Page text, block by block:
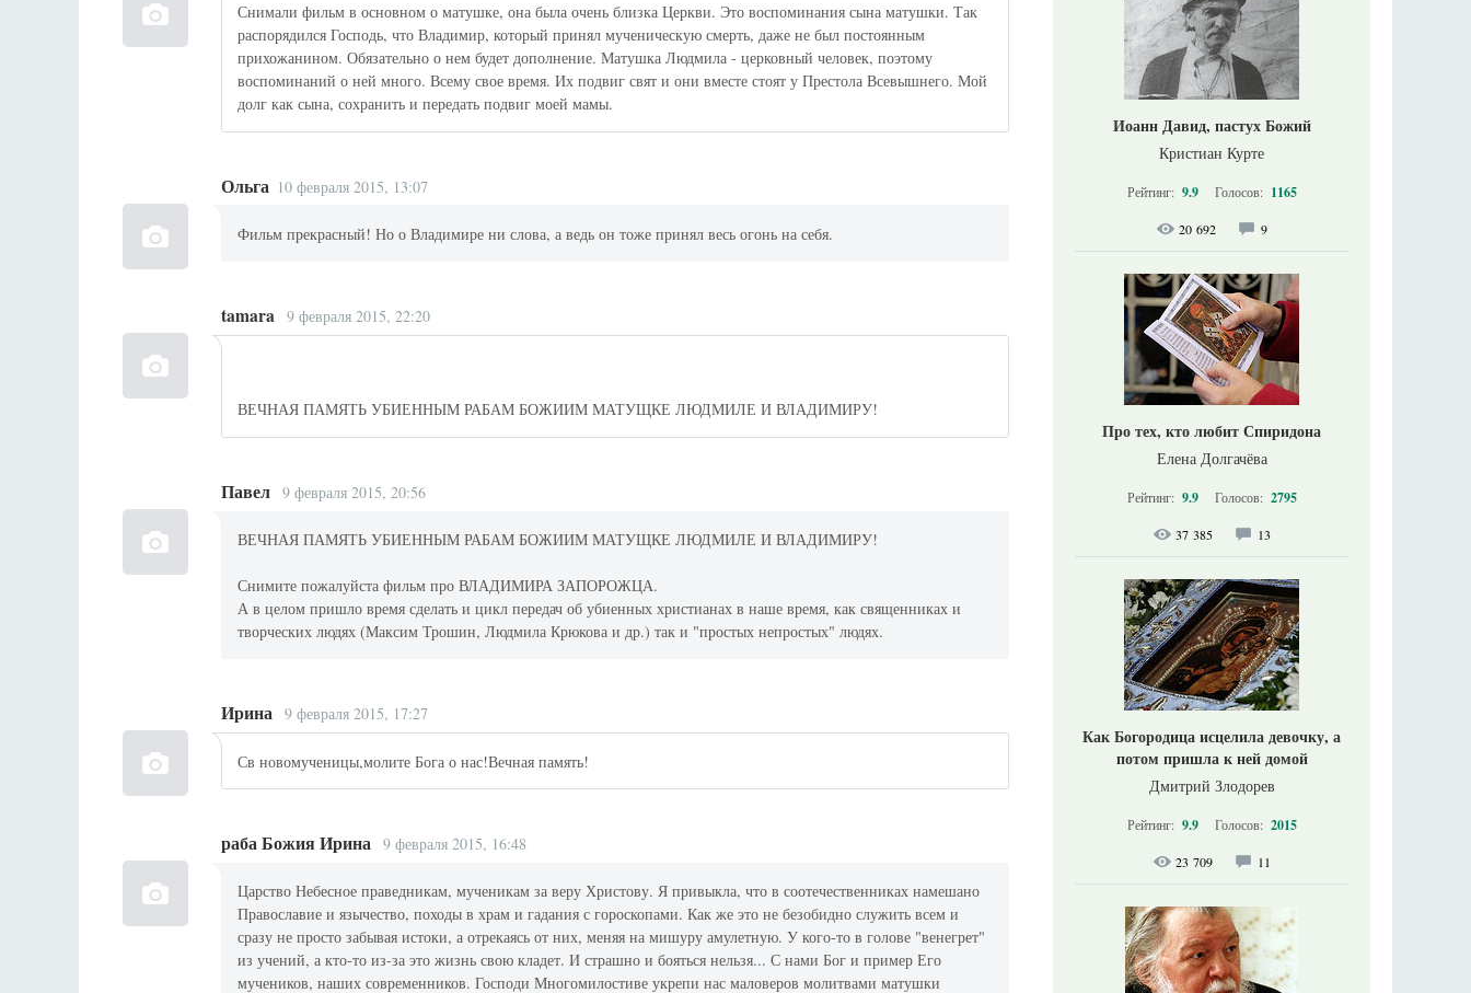
Снимали фильм в основном о матушке, она была очень близка Церкви. Это воспоминания сына матушки. Так
распорядился Господь, что Владимир, который принял мученическую смерть, даже не был постоянным
прихожанином. Обязательно о нем будет дополнение. Матушка Людмила - церковный человек, поэтому
воспоминаний о ней много. Всему свое время. Их подвиг свят и они вместе стоят у Престола Всевышнего. Мой
долг как сына, сохранить и передать подвиг моей мамы.
Ольга 10 февраля 2015, 13:07
Фильм прекрасный! Но о Владимире ни слова, а ведь он тоже принял весь огонь на себя.
tamara 9 февраля 2015, 22:20
ВЕЧНАЯ ПАМЯТЬ УБИЕННЫМ РАБАМ БОЖИИМ МАТУЩКЕ ЛЮДМИЛЕ И ВЛАДИМИРУ!
Павел 9 февраля 2015, 20:56
ВЕЧНАЯ ПАМЯТЬ УБИЕННЫМ РАБАМ БОЖИИМ МАТУЩКЕ ЛЮДМИЛЕ И ВЛАДИМИРУ!
Снимите пожалуйста фильм про ВЛАДИМИРА ЗАПОРОЖЦА.
А в целом пришло время сделать и цикл передач об убиенных христианах в наше время, как священниках и
творческих людях (Максим Трошин, Людмила Крюкова и др.) так и "простых непростых" людях.
Ирина 9 февраля 2015, 17:27
Св новомученицы,молите Бога о нас!Вечная память!
раба Божия Ирина 9 февраля 2015, 16:48
Царство Небесное праведникам, мученикам за веру Христову. Я привыкла, что в соотечественниках намешано
Православие и язычество, походы в храм и гадания с гороскопами. Как же это не безобидно служить всем и
сразу не просто забывая истоки, а отрекаясь от них, меняя на мишуру амулетную. У кого-то в голове "венегрет"
из учений, а кто-то из-за это жизнь свою кладет. И страшно и бояться нельзя... С нами Бог и пример Его
мучеников, наших современников. Господи Многомилостиве укрепи нас маловеров молитвами матушки
Иоанн Давид, пастух Божий
Кристиан Курте
Рейтинг: 9.9 Голосов: 1165
20 692 9
Про тех, кто любит Спиридона
Елена Долгачёва
Рейтинг: 9.9 Голосов: 2795
37 385 13
Как Богородица исцелила девочку, а
потом пришла к ней домой
Дмитрий Злодорев
Рейтинг: 9.9 Голосов: 2015
23 709 11